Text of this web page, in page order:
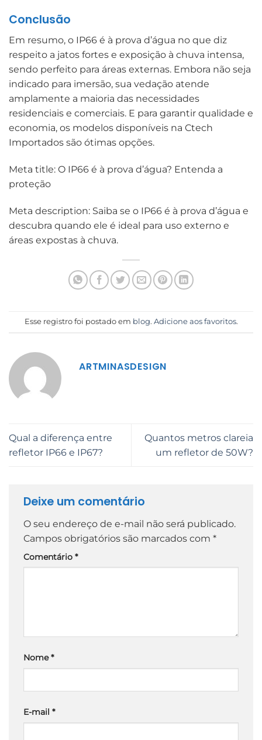
Conclusão
Em resumo, o IP66 é à prova d’água no que diz
respeito a jatos fortes e exposição à chuva intensa,
sendo perfeito para áreas externas. Embora não seja
indicado para imersão, sua vedação atende
amplamente a maioria das necessidades
residenciais e comerciais. E para garantir qualidade e
economia, os modelos disponíveis na Ctech
Importados são ótimas opções.
Meta title: O IP66 é à prova d’água? Entenda a
proteção
Meta description: Saiba se o IP66 é à prova d’água e
descubra quando ele é ideal para uso externo e
áreas expostas à chuva.
Esse registro foi postado em blog. Adicione aos favoritos.
ARTMINASDESIGN
Qual a diferença entre
refletor IP66 e IP67?
Quantos metros clareia
um refletor de 50W?
Deixe um comentário
O seu endereço de e-mail não será publicado.
Campos obrigatórios são marcados com *
Comentário *
Nome*
E-mail *